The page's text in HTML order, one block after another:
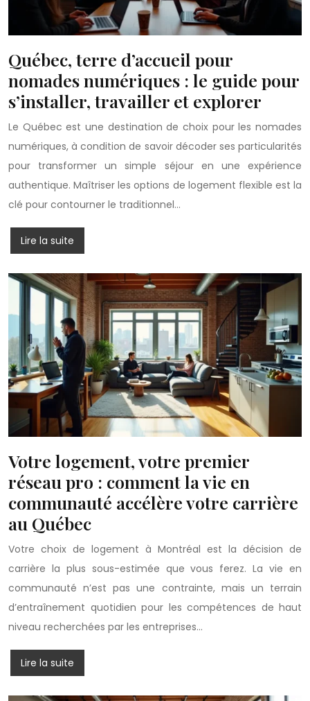
Québec, terre d’accueil pour
nomades numériques : le guide pour
s’installer, travailler et explorer
Le Québec est une destination de choix pour les nomades
numériques, à condition de savoir décoder ses particularités
pour transformer un simple séjour en une expérience
authentique. Maîtriser les options de logement flexible est la
clé pour contourner le traditionnel…
Lire la suite
Votre logement, votre premier
réseau pro : comment la vie en
communauté accélère votre carrière
au Québec
Votre choix de logement à Montréal est la décision de
carrière la plus sous-estimée que vous ferez. La vie en
communauté n’est pas une contrainte, mais un terrain
d’entraînement quotidien pour les compétences de haut
niveau recherchées par les entreprises…
Lire la suite